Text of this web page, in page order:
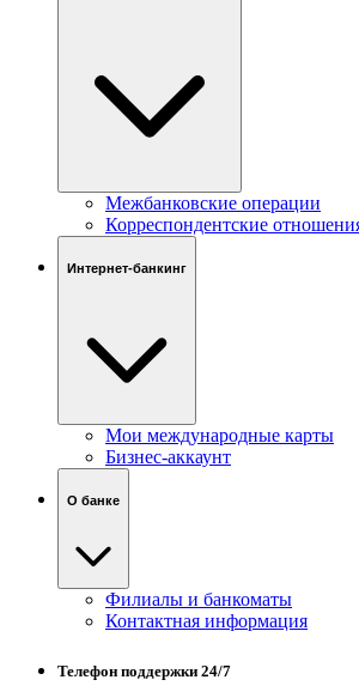
Межбанковские операции
Корреспондентские
Интернет-банкинг
Мои международные карты
Бизнес-аккаунт
О банке
Филиалы и банкоматы
Контактная информация
Телефон поддержки 24/7